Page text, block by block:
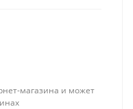
магазина и может